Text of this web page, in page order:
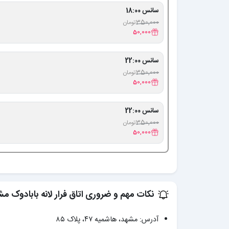
سانس 18:00
350,000تومان
50,000
سانس 22:00
350,000تومان
50,000
سانس 22:00
350,000تومان
50,000
نکات مهم و ضروری اتاق فرار لانه بابادوک
آدرس: مشهد، هاشمیه ۴۷، پلاک ۸۵